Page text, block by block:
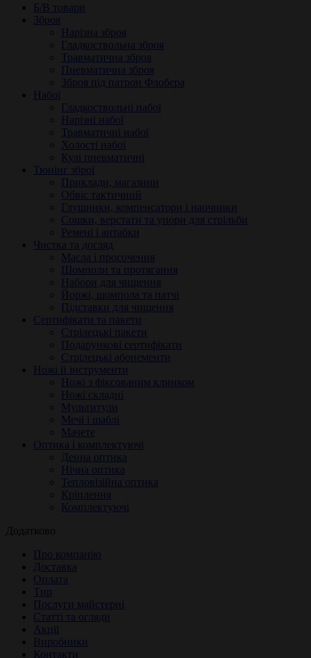
Б/В товари
Зброя
Нарізна зброя
Гладкоствольна зброя
Травматична зброя
Пневматична зброя
Зброя під патрон Флобера
Набої
Гладкоствольні набої
Нарізні набої
Травматичні набої
Холості набої
Кулі пневматичні
Тюнінг зброї
Приклади, магазини
Обвіс тактичний
Глушники, компенсатори і наочники
Сошки, верстати та упори для стрільби
Ремені і антабки
Чистка та догляд
Масла і просочення
Шомполи та протягання
Набори для чищення
Йоржі, шомпола та патчі
Підставки для чищення
Сертифікати та пакети
Стрілецькі пакети
Подарункові сертифікати
Стрілецькі абонементи
Ножі й інструменти
Ножі з фіксованим клинком
Ножі складні
Мультитули
Мечі і шаблі
Мачете
Оптика і комплектуючі
Денна оптика
Нічна оптика
Тепловізійна оптика
Кріплення
Комплектуючі
Додатково
Про компанію
Доставка
Оплата
Тир
Послуги майстерні
Статті та огляди
Акції
Виробники
Контакти